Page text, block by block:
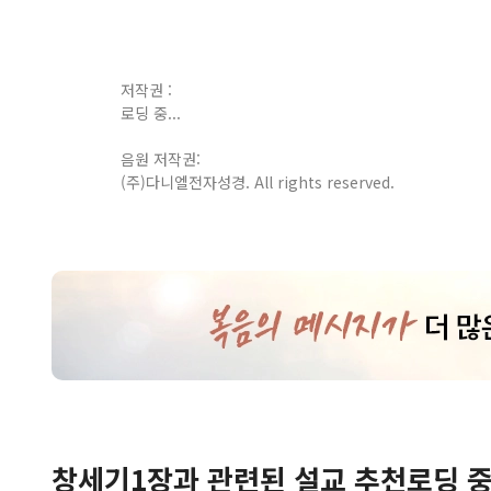
저작권 :
로딩 중...
음원 저작권:
(주)다니엘전자성경. All rights reserved.
창세기1장과 관련된 설교 추천로딩